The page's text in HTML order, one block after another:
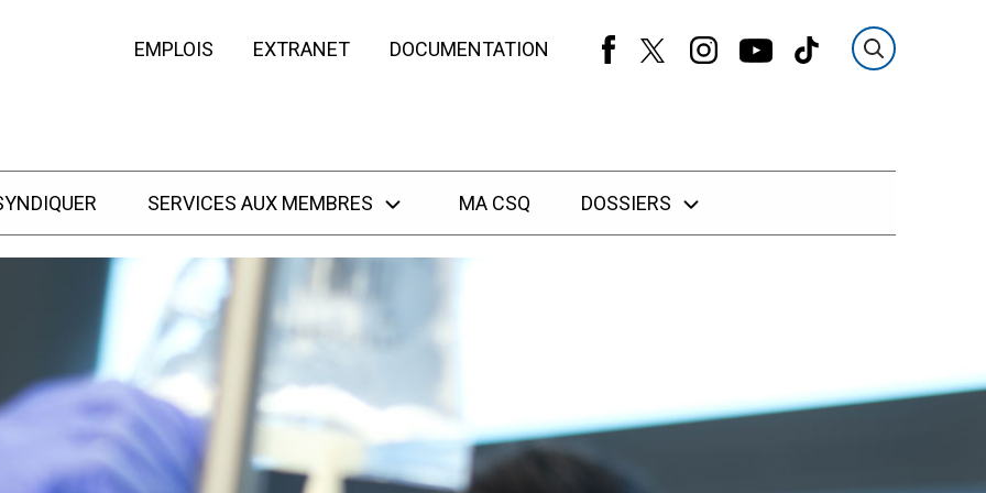
EMPLOIS EXTRANET DOCUMENTATION
SERVICES AUX MEMBRES MA CSQ DOSSIERS